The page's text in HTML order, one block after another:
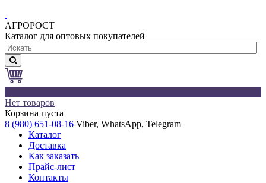
АГРОРОСТ
Каталог для оптовых покупателей
Нет товаров
Корзина пуста
8 (980) 651-08-16 Viber, WhatsApp, Telegram
Каталог
Доставка
Как заказать
Прайс-лист
Контакты